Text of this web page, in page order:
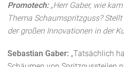
Promotech:„Herr Gaber, wie
Thema Schaumspritzguss?
der großen Innovationen in der
Sebastian Gaber: „Tatsächlich